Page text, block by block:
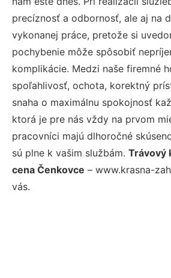
precíznosť a odbornosť, ale aj na
vykonanej práce, pretože si
pochybenie môže spôsobiť
komplikácie. Medzi naše firemné
spoľahlivosť, ochota, korektný
snaha o maximálnu spokojnosť
ktorá je pre nás vždy na prvom
pracovníci majú dlhoročné
sú plne k vašim službám. Trávový
cena Čenkovce – www.krasna-
vás.